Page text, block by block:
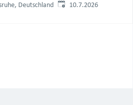
Deutschland Veröffentlicht:
10.7.2026